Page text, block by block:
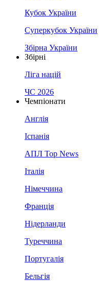
Кубок України
Суперкубок України
Збірна України
Збірні
Ліга націй
ЧС 2026
Чемпіонати
Англія
Іспанія
АПЛ Top News
Італія
Німеччина
Франція
Нідерланди
Туреччина
Португалія
Бельгія